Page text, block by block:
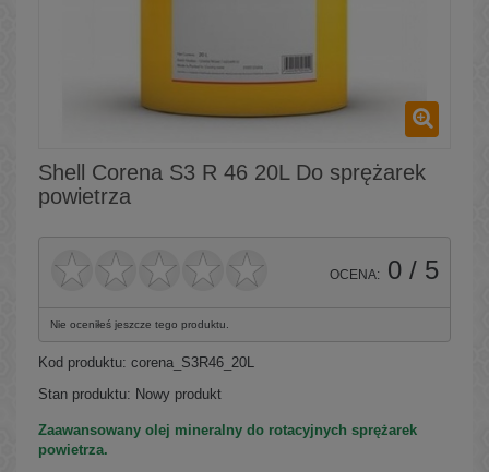
Shell Corena S3 R 46 20L Do sprężarek
powietrza
OCENA: 0 / 5
Nie oceniłeś jeszcze tego produktu.
Kod produktu: corena_S3R46_20L
Stan produktu: Nowy produkt
Zaawansowany olej mineralny do rotacyjnych sprężarek
powietrza.